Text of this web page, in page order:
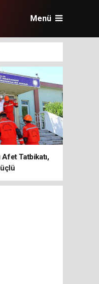
Menü
Afet Tatbikatı,